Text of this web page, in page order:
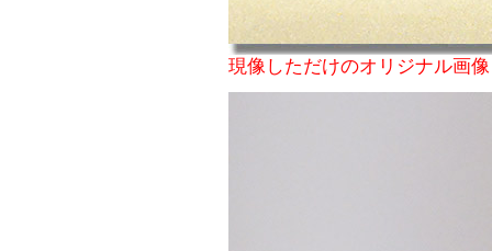
現像しただけのオリジナル画像